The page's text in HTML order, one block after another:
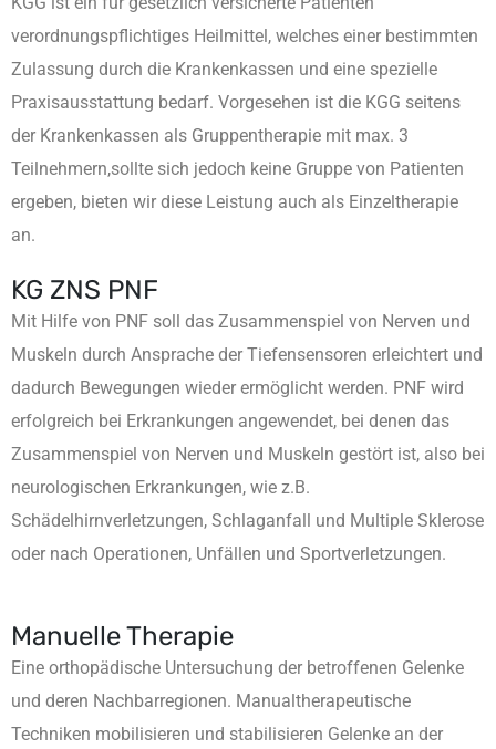
verordnungspflichtiges Heilmittel, welches einer bestimmten
Zulassung durch die Krankenkassen und eine spezielle
Praxisausstattung bedarf. Vorgesehen ist die KGG seitens
der Krankenkassen als Gruppentherapie mit max. 3
Teilnehmern,sollte sich jedoch keine Gruppe von Patienten
ergeben, bieten wir diese Leistung auch als Einzeltherapie
an.
KG ZNS PNF
Mit Hilfe von PNF soll das Zusammenspiel von Nerven und
Muskeln durch Ansprache der Tiefensensoren erleichtert und
dadurch Bewegungen wieder ermöglicht werden. PNF wird
erfolgreich bei Erkrankungen angewendet, bei denen das
Zusammenspiel von Nerven und Muskeln gestört ist, also bei
neurologischen Erkrankungen, wie z.B.
Schädelhirnverletzungen, Schlaganfall und Multiple Sklerose
oder nach Operationen, Unfällen und Sportverletzungen.
Manuelle Therapie
Eine orthopädische Untersuchung der betroffenen Gelenke
und deren Nachbarregionen. Manualtherapeutische
Techniken mobilisieren und stabilisieren Gelenke an der